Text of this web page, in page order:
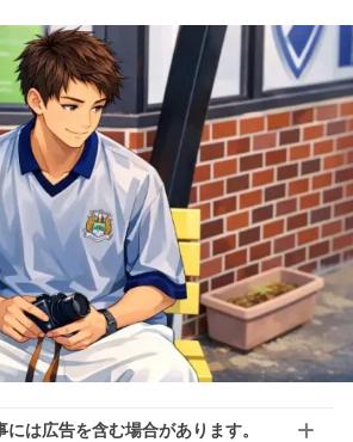
には広告を含む場合があります。